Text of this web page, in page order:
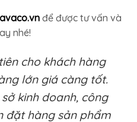
để được tư vấn và
nhé!
cho khách hàng
lớn giá càng tốt.
kinh doanh, công
đặt hàng sản phẩm